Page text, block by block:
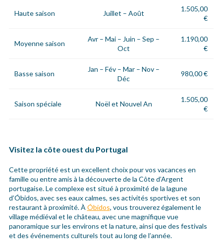
Haute saison Juillet – Août
1.505,00
€
Moyenne saison
Avr – Mai – Juin – Sep –
Oct
1.190,00
€
Basse saison
Jan – Fév – Mar – Nov –
Déc
980,00 €
Saison spéciale Noël et Nouvel An
1.505,00
€
Visitez la côte ouest du Portugal
Cette propriété est un excellent choix pour vos vacances en
famille ou entre amis à la découverte de la Côte d’Argent
portugaise. Le complexe est situé à proximité de la lagune
d’Óbidos, avec ses eaux calmes, ses activités sportives et son
restaurant à proximité. À Óbidos, vous trouverez également le
village médiéval et le château, avec une magnifique vue
panoramique sur les environs et la nature, ainsi que des festivals
et des événements culturels tout au long de l’année.